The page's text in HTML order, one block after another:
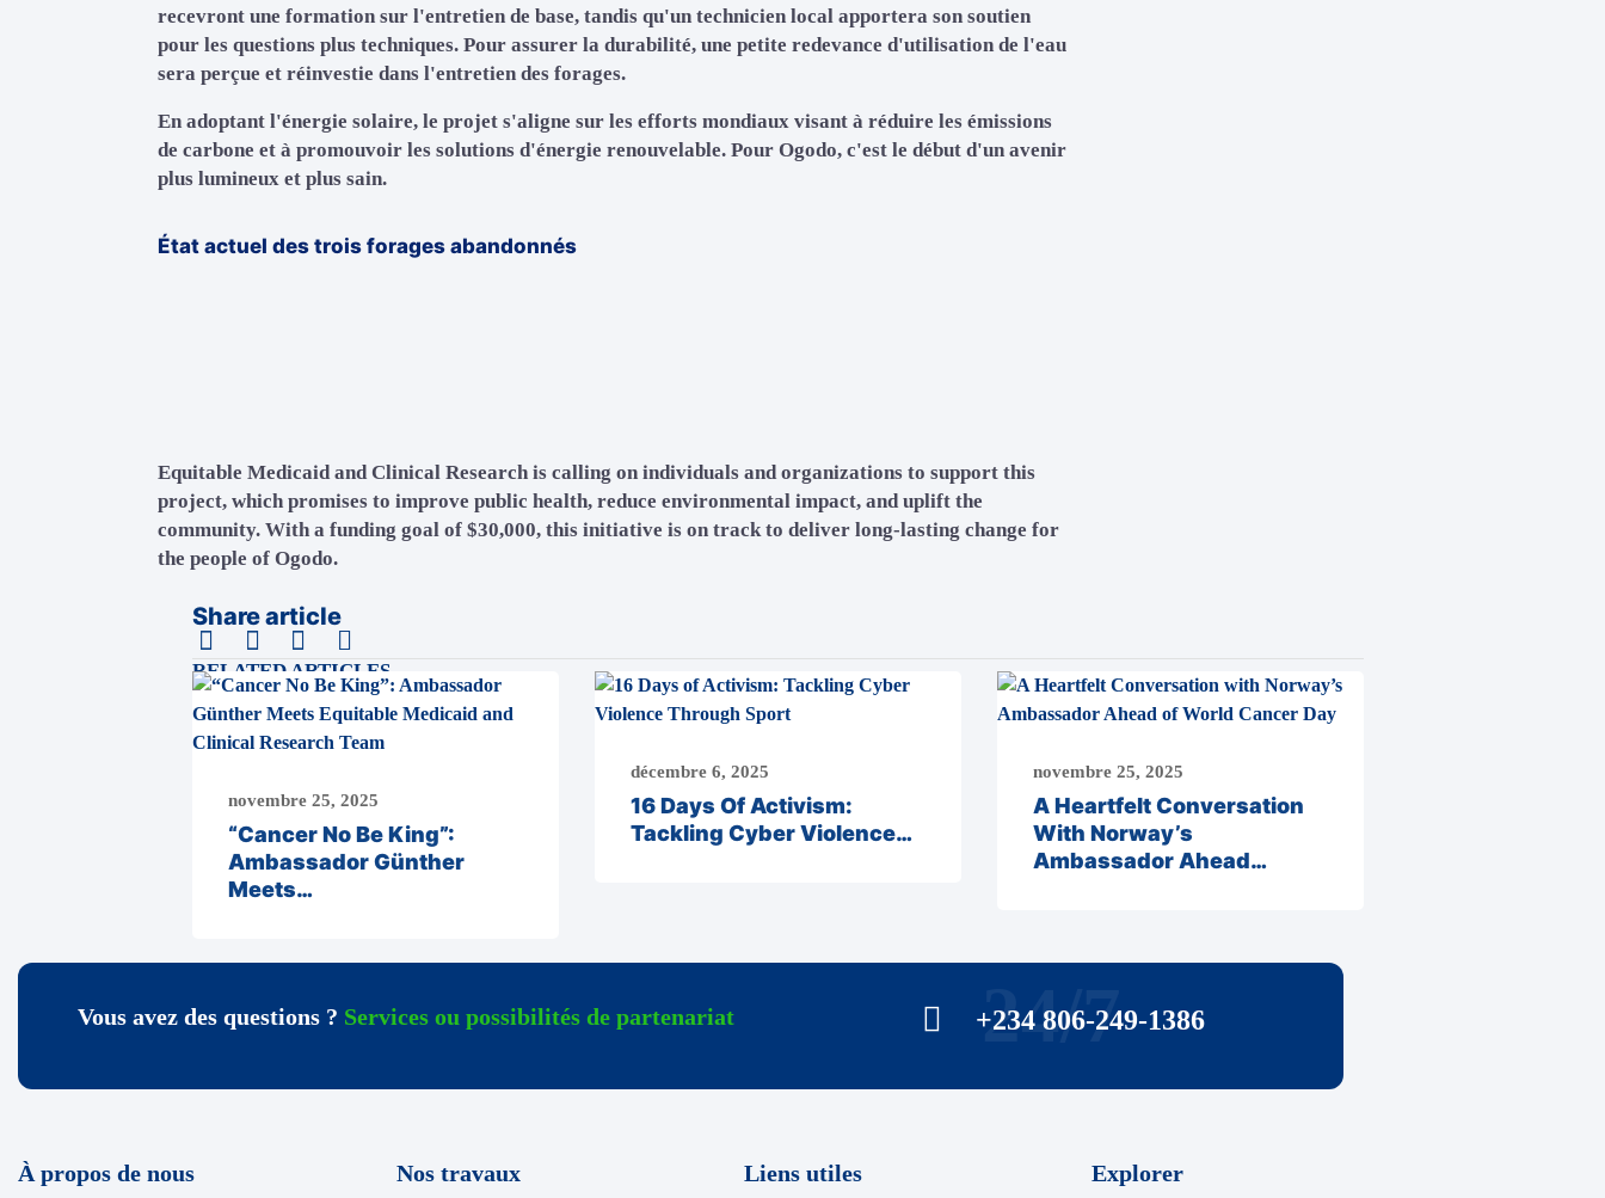
recevront une formation sur l'entretien de base, tandis qu'un technicien local apportera son soutien
pour les questions plus techniques. Pour assurer la durabilité, une petite redevance d'utilisation de l'eau
sera perçue et réinvestie dans l'entretien des forages.
En adoptant l'énergie solaire, le projet s'aligne sur les efforts mondiaux visant à réduire les émissions
de carbone et à promouvoir les solutions d'énergie renouvelable. Pour Ogodo, c'est le début d'un avenir
plus lumineux et plus sain.
État actuel des trois forages abandonnés
Equitable Medicaid and Clinical Research is calling on individuals and organizations to support this
project, which promises to improve public health, reduce environmental impact, and uplift the
community. With a funding goal of $30,000, this initiative is on track to deliver long-lasting change for
the people of Ogodo.
Share article
RELATED ARTICLES
novembre 25, 2025
“Cancer No Be King”:
Ambassador Günther
Meets…
décembre 6, 2025
16 Days Of Activism:
Tackling Cyber Violence…
novembre 25, 2025
A Heartfelt Conversation
With Norway’s
Ambassador Ahead…
Vous avez des questions ? Services ou possibilités de partenariat +234 806-249-1386
24/7
À propos de nous Nos travaux Liens utiles Explorer